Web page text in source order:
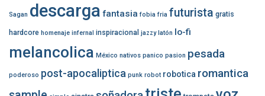
Sagan descarga fantasia fobia fria futurista gratis
hardcore homenaje infernal inspiracional jazzy latón lo-fi
melancolica México nativos panico pasion pesada
poderoso post-apocaliptica punk robot robotica romantica